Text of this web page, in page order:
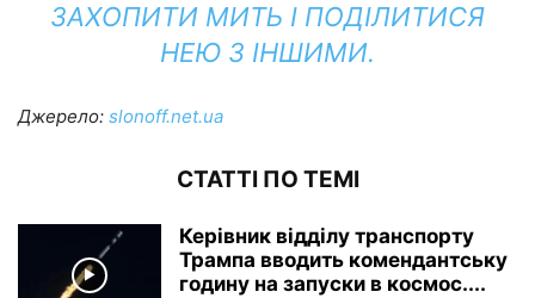
ЗАХОПИТИ МИТЬ І ПОДІЛИТИСЯ
НЕЮ З ІНШИМИ.
Джерело: slonoff.net.ua
СТАТТІ ПО ТЕМІ
Керівник відділу транспорту
Трампа вводить комендантську
годину на запуски в космос....